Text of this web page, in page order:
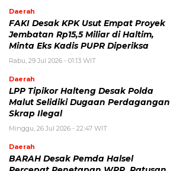
Daerah
FAKI Desak KPK Usut Empat Proyek
Jembatan Rp15,5 Miliar di Haltim,
Minta Eks Kadis PUPR Diperiksa
Rabu, 29 Jul 2026 - 01:13 WIT
Daerah
LPP Tipikor Halteng Desak Polda
Malut Selidiki Dugaan Perdagangan
Skrap Ilegal
Minggu, 26 Jul 2026 - 22:47 WIT
Daerah
BARAH Desak Pemda Halsel